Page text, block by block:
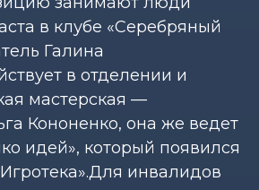
в клубе «Серебряный
Галина
в отделении и
мастерская —
Кононенко, она же ведет
идей», который появился
инвалидов